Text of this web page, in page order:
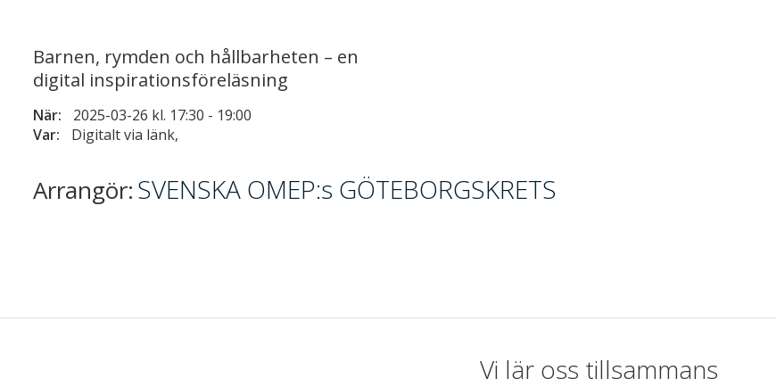
Barnen, rymden och hållbarheten – en
digital inspirationsföreläsning
När: 2025-03-26 kl. 17:30 - 19:00
Var:
Digitalt via länk,
Arrangör:SVENSKA OMEP:s GÖTEBORGSKRETS
Vi lär oss tillsammans